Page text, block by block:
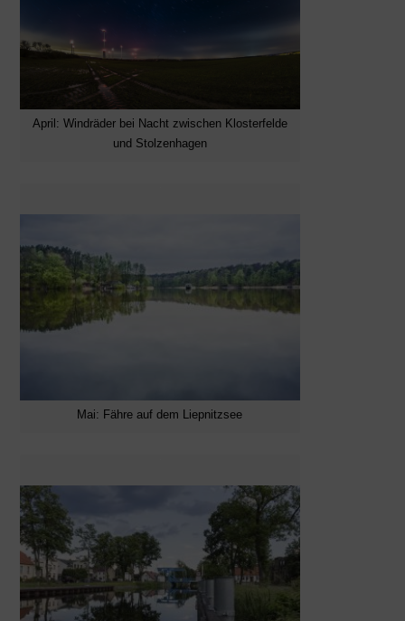
April: Windräder bei Nacht zwischen Klosterfelde
und Stolzenhagen
Mai: Fähre auf dem Liepnitzsee